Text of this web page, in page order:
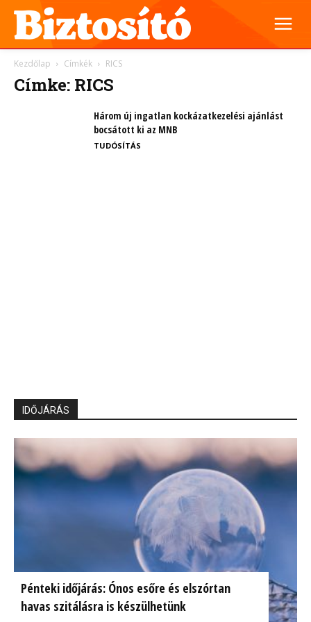
Kezdőlap Címkék RICS
Címke: RICS
Három új ingatlan kockázatkezelési ajánlást
bocsátott ki az MNB
TUDÓSÍTÁS
IDŐJÁRÁS
Pénteki időjárás: Ónos esőre és elszórtan
havas szitálásra is készülhetünk